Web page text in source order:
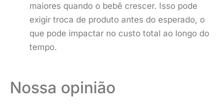
maiores quando o bebê crescer. Isso pode
exigir troca de produto antes do esperado, o
que pode impactar no custo total ao longo do
tempo.
Nossa opinião